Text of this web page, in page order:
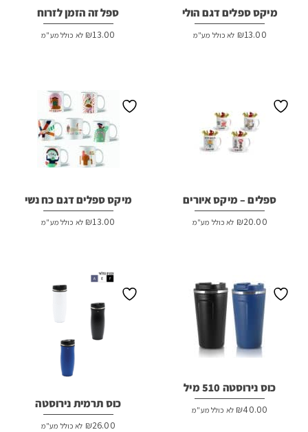
מיקס ספלים דגם הולי
₪13.00 לא כולל מע"מ
ספל זה הזמן לזרוח
₪13.00 לא כולל מע"מ
ספלים – מיקס איורים
₪20.00 לא כולל מע"מ
מיקס ספלים דגם כח נשי
₪13.00 לא כולל מע"מ
כוס נירוסטה 510 מיל
₪40.00 לא כולל מע"מ כוס תרמית נירוסטה
₪26.00 לא כולל מע"מ